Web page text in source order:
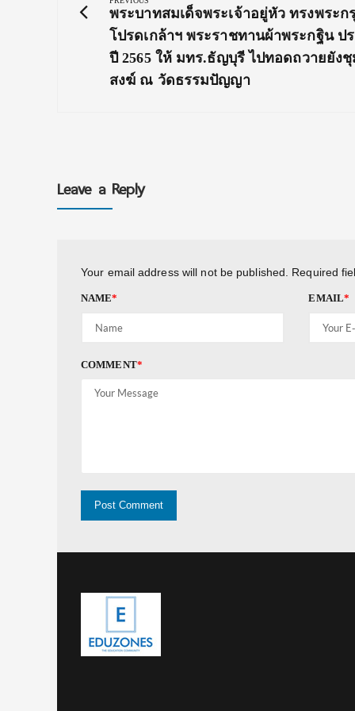
Previous
Post:
พระบาทสมเด็จพระเจ้าอยู่หัว ทรงพระ
โปรดเกล้าฯ พระราชทานผ้าพระกฐิน ป
ปี 2565 ให้ มทร.ธัญบุรี ไปทอดถวายยัง
สงฆ์ ณ วัดธรรมปัญญา
Leave a Reply
Your email address will not be published. Required
NAME* EMAIL*
COMMENT*